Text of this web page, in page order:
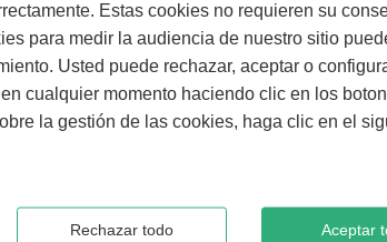
de una API de PlanningPME tiene una
(o conjunto de programas) a la API.
AppKey tiene por defecto un volumen máximo
este límite, se notificará al propietario de la
Milli Micro
Estas cookies no requieren su
para medir la audiencia de nuestro sitio
Usted puede rechazar, aceptar o
cualquier momento haciendo clic en los
la gestión de las cookies, haga clic en el
Rechazar todo Aceptar